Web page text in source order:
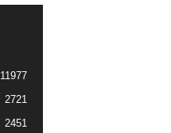
11977
2721
2451